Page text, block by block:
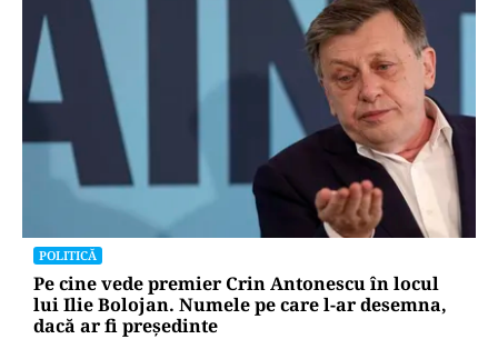
POLITICĂ
Pe cine vede premier Crin Antonescu în locul
lui Ilie Bolojan. Numele pe care l-ar desemna,
dacă ar fi președinte